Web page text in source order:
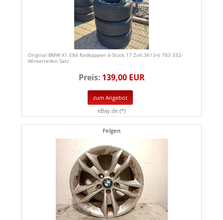
Original BMW X1 E84 Radkappen 4-Stück 17 Zoll.3613-6 783 332-
Winterreifen Satz
Preis: 139,00 EUR
zum Angebot
eBay.de (*)
Felgen